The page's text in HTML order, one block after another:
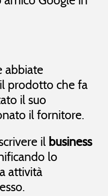
abbiate
prodotto che fa
il suo
il fornitore.
il business
lo
attività